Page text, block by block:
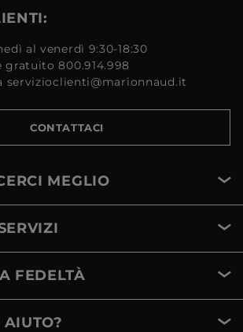
al venerdì 9:30-18:30
gratuito 800.914.998
servizioclienti@marionnaud.it
CONTATTACI
MEGLIO
FEDELTÀ